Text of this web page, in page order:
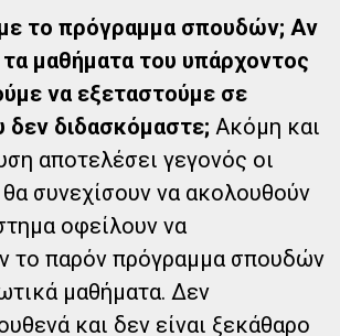
με το πρόγραμμα σπουδών; Αν
μαθήματα του υπάρχοντος
να εξεταστούμε σε
δεν διδασκόμαστε; Ακόμη και
αποτελέσει γεγονός οι
συνεχίσουν να ακολουθούν
οφείλουν να
το παρόν πρόγραμμα σπουδών
μαθήματα. Δεν
και δεν είναι ξεκάθαρο